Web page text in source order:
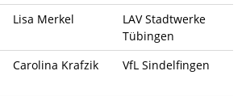
Lisa Merkel
LAV Stadtwerke
Tübingen
Carolina Krafzik VfL Sindelfingen